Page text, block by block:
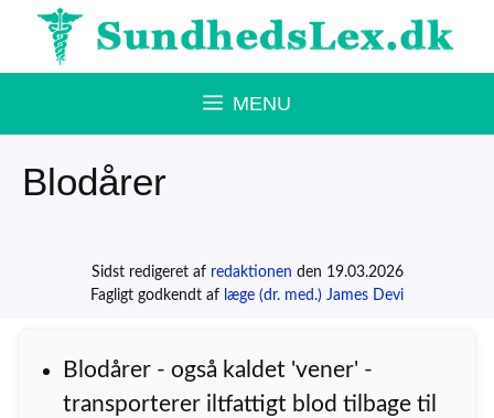
Hop
MENU
Blodårer
Sidst redigeret af redaktionen den 19.03.2026
Fagligt godkendt af læge (dr. med.) James Devi
Blodårer - også kaldet 'vener' -
transporterer iltfattigt blod tilbage til